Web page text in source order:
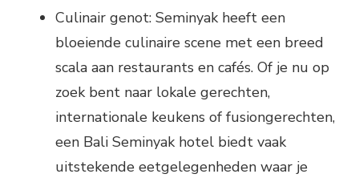
Culinair genot: Seminyak heeft een
bloeiende culinaire scene met een breed
scala aan restaurants en cafés. Of je nu op
zoek bent naar lokale gerechten,
internationale keukens of fusiongerechten,
een Bali Seminyak hotel biedt vaak
uitstekende eetgelegenheden waar je